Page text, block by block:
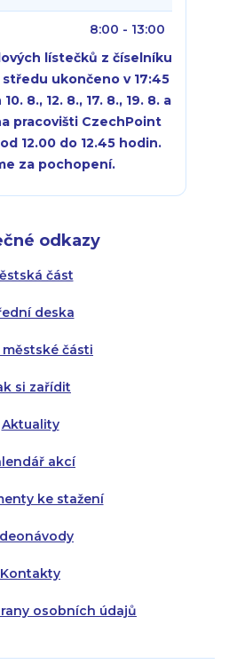
odkazy
část
deska
městské části
si zařídit
Aktuality
akcí
ke stažení
Kontakty
osobních údajů
8:00 - 13:00
lístečků z číselníku
ukončeno v 17:45
8., 12. 8., 17. 8., 19. 8. a
pracovišti CzechPoint
12.00 do 12.45 hodin.
za pochopení.